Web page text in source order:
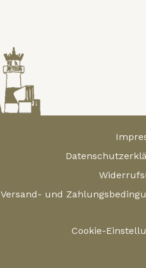
Versand- und
Cookie-